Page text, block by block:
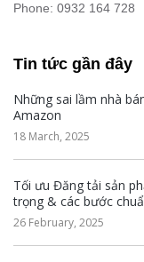
Phone: 0932 164 728
Tin tức gần đây
Những sai lầm nhà
Amazon
18 March, 2025
Tối ưu Đăng tải sản
trọng & các bước
26 February, 2025